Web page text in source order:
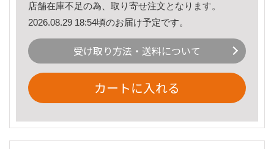
店舗在庫不足の為、取り寄せ注文となります。
2026.08.29 18:54頃のお届け予定です。
受け取り方法・送料について
カートに入れる